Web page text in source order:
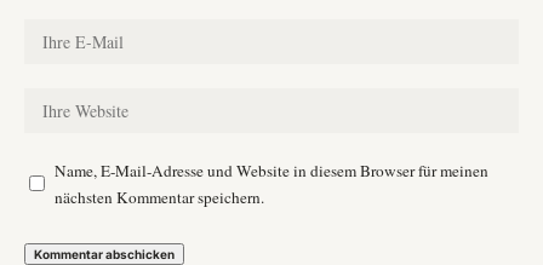
Name, E-Mail-Adresse und Website in diesem Browser für meinen
nächsten Kommentar speichern.